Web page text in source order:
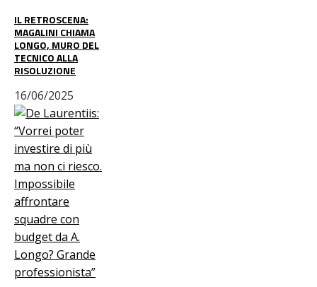
IL RETROSCENA:
MAGALINI CHIAMA
LONGO, MURO DEL
TECNICO ALLA
RISOLUZIONE
16/06/2025